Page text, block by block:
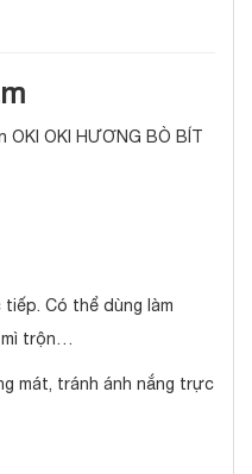
OKI OKI HƯƠNG BÒ BÍT
Có thể dùng làm
mì trộn…
mát, tránh ánh nắng trực